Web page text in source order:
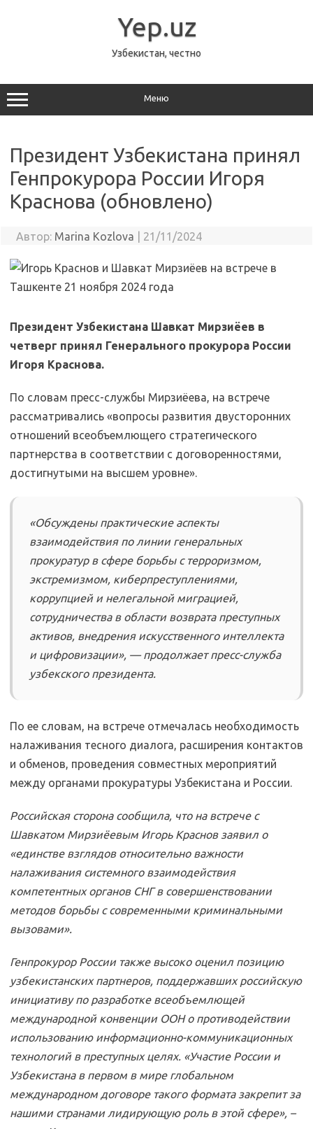
Yep.uz
Узбекистан, честно
Меню
Президент Узбекистана принял
Генпрокурора России Игоря
Краснова (обновлено)
Автор: Marina Kozlova 21/11/2024
Президент Узбекистана Шавкат Мирзиёев в
четверг принял Генерального прокурора России
Игоря Краснова.
По словам пресс-службы Мирзиёева, на встрече
рассматривались «вопросы развития двусторонних
отношений всеобъемлющего стратегического
партнерства в соответствии с договоренностями,
достигнутыми на высшем уровне».
«Обсуждены практические аспекты
взаимодействия по линии генеральных
прокуратур в сфере борьбы с терроризмом,
экстремизмом, киберпреступлениями,
коррупцией и нелегальной миграцией,
сотрудничества в области возврата преступных
активов, внедрения искусственного интеллекта
и цифровизации», — продолжает пресс-служба
узбекского президента.
По ее словам, на встрече отмечалась необходимость
налаживания тесного диалога, расширения контактов
и обменов, проведения совместных мероприятий
между органами прокуратуры Узбекистана и России.
Российская сторона сообщила, что на встрече с
Шавкатом Мирзиёевым Игорь Краснов заявил о
«единстве взглядов относительно важности
налаживания системного взаимодействия
компетентных органов СНГ в совершенствовании
методов борьбы с современными криминальными
вызовами».
Генпрокурор России также высоко оценил позицию
узбекистанских партнеров, поддержавших российскую
инициативу по разработке всеобъемлющей
международной конвенции ООН о противодействии
использованию информационно-коммуникационных
технологий в преступных целях. «Участие России и
Узбекистана в первом в мире глобальном
международном договоре такого формата закрепит за
нашими странами лидирующую роль в этой сфере», –